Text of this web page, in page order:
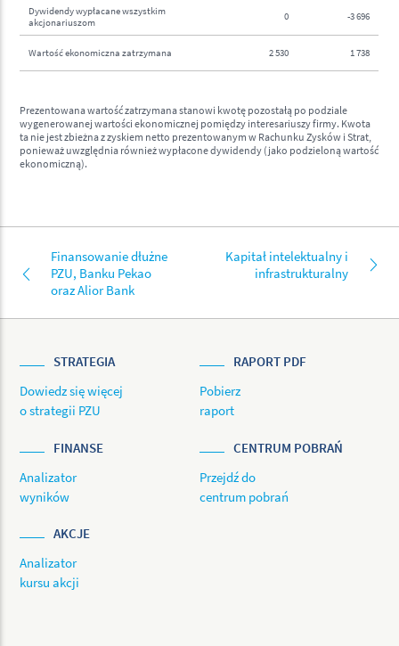
Dywidendy wypłacane wszystkim
akcjonariuszom
0 -3 696
Wartość ekonomiczna zatrzymana 2 530 1 738
Prezentowana wartość zatrzymana stanowi kwotę pozostałą po podziale
wygenerowanej wartości ekonomicznej pomiędzy interesariuszy firmy. Kwota
ta nie jest zbieżna z zyskiem netto prezentowanym w Rachunku Zysków i Strat,
ponieważ uwzględnia również wypłacone dywidendy (jako podzieloną wartość
ekonomiczną).
Finansowanie dłużne
PZU, Banku Pekao
oraz Alior Bank
Kapitał intelektualny i
infrastrukturalny
STRATEGIA
Dowiedz się więcej
o strategii PZU
RAPORT PDF
Pobierz
raport
FINANSE
Analizator
wyników
CENTRUM POBRAŃ
Przejdź do
centrum pobrań
AKCJE
Analizator
kursu akcji